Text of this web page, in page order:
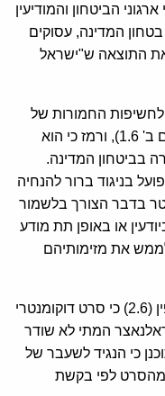
הביטחון והמודיעין
המדינה, עסוקים
התוצאה ש"ישראל
לחשיפות החמורות של
אחמדינג'אד ובהודעה תקיפה נגדו (מיום ב' 1.6), ורמז כי הוא
בביטחון המדינה.
בניגוד ברור להנחיה
בדבר הצורך בלשמור
או באופן תת מודע
את מזימותיהם
רשות השידור האיראנית אישרה בעקיפין (2.6) כי סרט דוקומנטרי
המתי לא שודר
כי הנגיד לשעבר של
מהסרט לפי בקשת